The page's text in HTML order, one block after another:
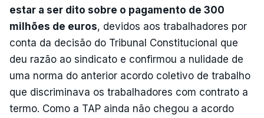
estar a ser dito sobre o pagamento de 300
milhões de euros, devidos aos trabalhadores por
conta da decisão do Tribunal Constitucional que
deu razão ao sindicato e confirmou a nulidade de
uma norma do anterior acordo coletivo de trabalho
que discriminava os trabalhadores com contrato a
termo. Como a TAP ainda não chegou a acordo